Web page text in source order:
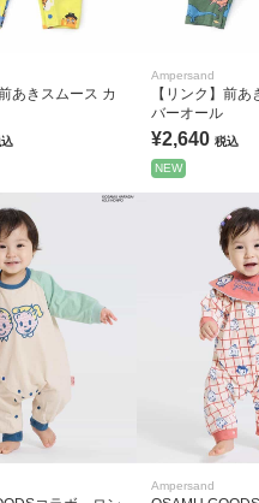
あきスムース カ
Ampersand
【リンク】前あ
バーオール
¥2,640 税込
NEW
Ampersand